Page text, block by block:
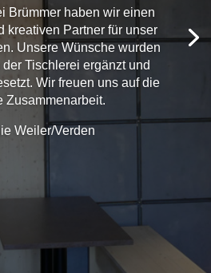
Brümmer haben wir einen
kreativen Partner für unser
Unsere Wünsche wurden
Tischlerei ergänzt und
Wir freuen uns auf die
Zusammenarbeit.
Weiler/Verden